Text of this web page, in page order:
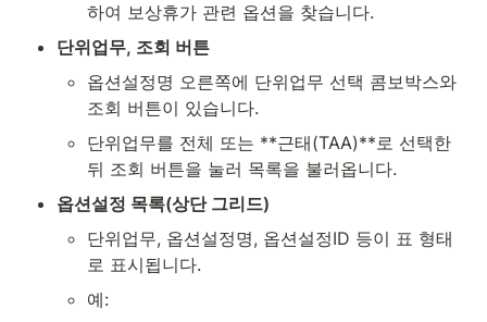
하여 보상휴가 관련 옵션을 찾습니다.
단위업무, 조회 버튼
옵션설정명 오른쪽에 단위업무 선택 콤보박스와
조회 버튼이 있습니다.
단위업무를 전체 또는 **근태(TAA)**로 선택한
뒤 조회 버튼을 눌러 목록을 불러옵니다.
옵션설정 목록(상단 그리드)
단위업무, 옵션설정명, 옵션설정ID 등이 표 형태
로 표시됩니다.
예: